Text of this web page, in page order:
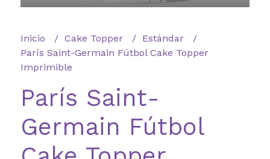
Inicio Cake Topper
Estándar
París Saint-Germain Fútbol Cake Topper
Imprimible
París Saint-
Germain Fútbol